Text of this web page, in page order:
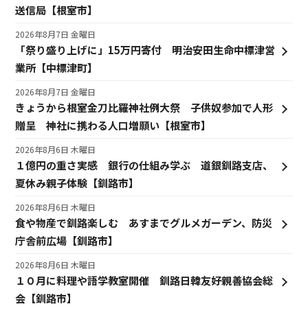
送信局【根室市】
「祭り盛り上げに」15万円寄付 明治安田生命中標津営
業所【中標津町】
2026年8月7日 金曜日
きょうから根室金刀比羅神社例大祭 子供奴参加で人形
贈呈 神社に携わる人口増願い【根室市】
2026年8月7日 金曜日
１億円の重さ実感 銀行の仕組み学ぶ 道銀釧路支店、
夏休み親子体験【釧路市】
2026年8月6日 木曜日
食や物産で釧路楽しむ あすまでグルメガーデン、防災
庁舎前広場【釧路市】
2026年8月6日 木曜日
１０月に料理や語学教室開催 釧路日韓友好親善協会総
会【釧路市】
2026年8月6日 木曜日